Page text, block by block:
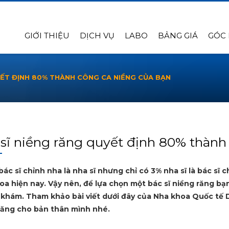
GIỚI THIỆU DỊCH VỤ LABO BẢNG GIÁ GÓC
ĐỊNH 80% THÀNH CÔNG CA NIỀNG CỦA BẠN
niềng răng quyết định 80%
sĩ chỉnh nha là nha sĩ nhưng chỉ có 3% nha sĩ là bác
hiện nay. Vậy nên, để lựa chọn một bác sĩ niềng răng
Tham khảo bài viết dưới đây của Nha khoa Quốc tế
cho bản thân mình nhé.